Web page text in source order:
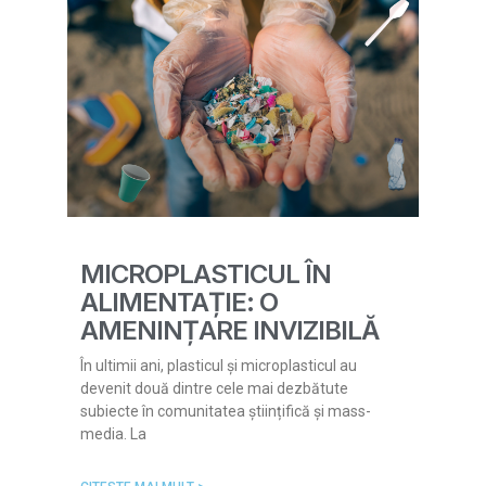
MICROPLASTICUL ÎN
ALIMENTAȚIE: O
AMENINȚARE INVIZIBILĂ
În ultimii ani, plasticul și microplasticul au
devenit două dintre cele mai dezbătute
subiecte în comunitatea științifică și mass-
media. La